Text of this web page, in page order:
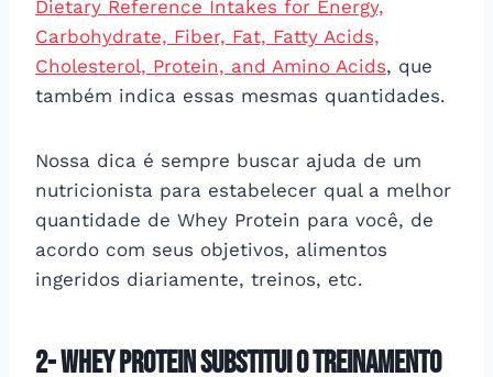
Dietary Reference Intakes for Energy,
Carbohydrate, Fiber, Fat, Fatty Acids,
Cholesterol, Protein, and Amino Acids, que
também indica essas mesmas quantidades.
Nossa dica é sempre buscar ajuda de um
nutricionista para estabelecer qual a melhor
quantidade de Whey Protein para você, de
acordo com seus objetivos, alimentos
ingeridos diariamente, treinos, etc.
2- Whey protein substitui o treinamento